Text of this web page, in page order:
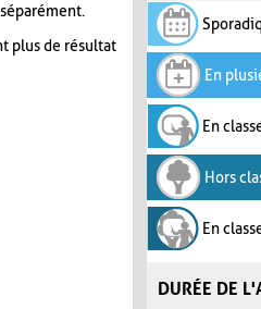
En
En
Hors
En
DURÉE DE
plus de résultat